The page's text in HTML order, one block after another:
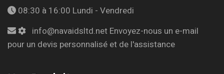
08:30 à 16:00 Lundi - Vendredi
info@navaidsltd.net Envoyez-nous un e-mail
pour un devis personnalisé et de l'assistance